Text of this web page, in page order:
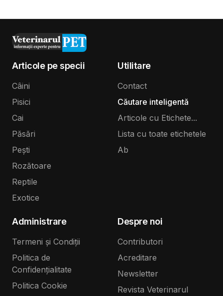
Articole pe specii
Câini
Pisici
Cai
Păsări
Pești
Rozătoare
Reptile
Exotice
Utilitare
Contact
Căutare inteligentă
Articole cu Etichete...
Lista cu toate etichetele
Ab
Administrare
Termeni și Condiții
Politica de
Confidențialitate
Politica Cookie
Despre noi
Contributori
Acreditare
Newsletter
Revista Veterinarul